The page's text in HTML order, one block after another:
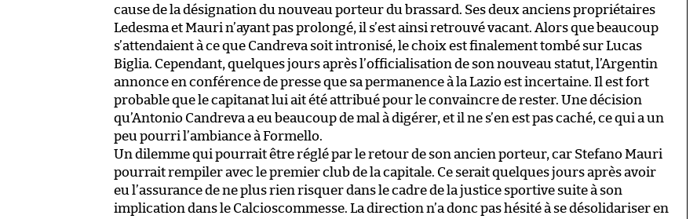
cause de la désignation du nouveau porteur du brassard. Ses deux anciens propriétaires
Ledesma et Mauri n’ayant pas prolongé, il s’est ainsi retrouvé vacant. Alors que beaucoup
s’attendaient à ce que Candreva soit intronisé, le choix est finalement tombé sur Lucas
Biglia. Cependant, quelques jours après l’officialisation de son nouveau statut, l’Argentin
annonce en conférence de presse que sa permanence à la Lazio est incertaine. Il est fort
probable que le capitanat lui ait été attribué pour le convaincre de rester. Une décision
qu’Antonio Candreva a eu beaucoup de mal à digérer, et il ne s’en est pas caché, ce qui a un
peu pourri l’ambiance à Formello.
Un dilemme qui pourrait être réglé par le retour de son ancien porteur, car Stefano Mauri
pourrait rempiler avec le premier club de la capitale. Ce serait quelques jours après avoir
eu l’assurance de ne plus rien risquer dans le cadre de la justice sportive suite à son
implication dans le Calcioscommesse. La direction n’a donc pas hésité à se désolidariser en